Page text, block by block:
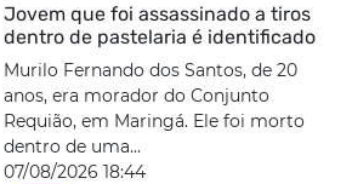
Jovem que foi assassinado a tiros
dentro de pastelaria é identificado
Murilo Fernando dos Santos, de 20
anos, era morador do Conjunto
Requião, em Maringá. Ele foi morto
dentro de uma...
07/08/2026 18:44